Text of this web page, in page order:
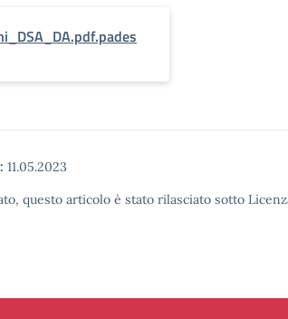
11.05.2023
questo articolo è stato rilasciato sotto